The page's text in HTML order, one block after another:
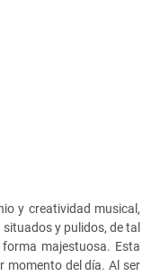
y creatividad musical,
y pulidos, de tal
majestuosa. Esta
momento del día. Al ser